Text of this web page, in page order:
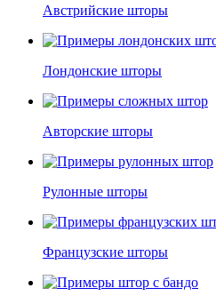
Австрийские шторы
Лондонские шторы
Авторские шторы
Рулонные шторы
Французские шторы